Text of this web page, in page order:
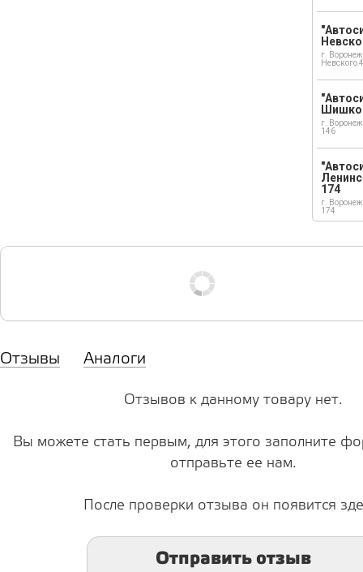
г.
Невского
г.
146
174
г.
174
Отзывы Аналоги
Отзывов к данному товару нет.
Вы можете стать первым, для этого заполните
отправьте ее нам.
После проверки отзыва он появится
Отправить отзыв